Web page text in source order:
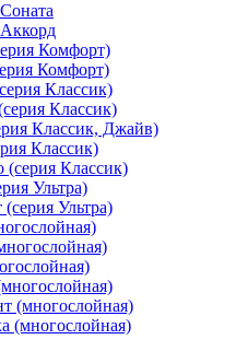
Комфорт)
Комфорт)
Классик)
Классик)
Классик, Джайв)
Классик)
(серия Классик)
Ультра)
Ультра)
(многослойная)
(многослойная)